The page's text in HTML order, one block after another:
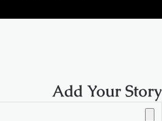
Add Your Story